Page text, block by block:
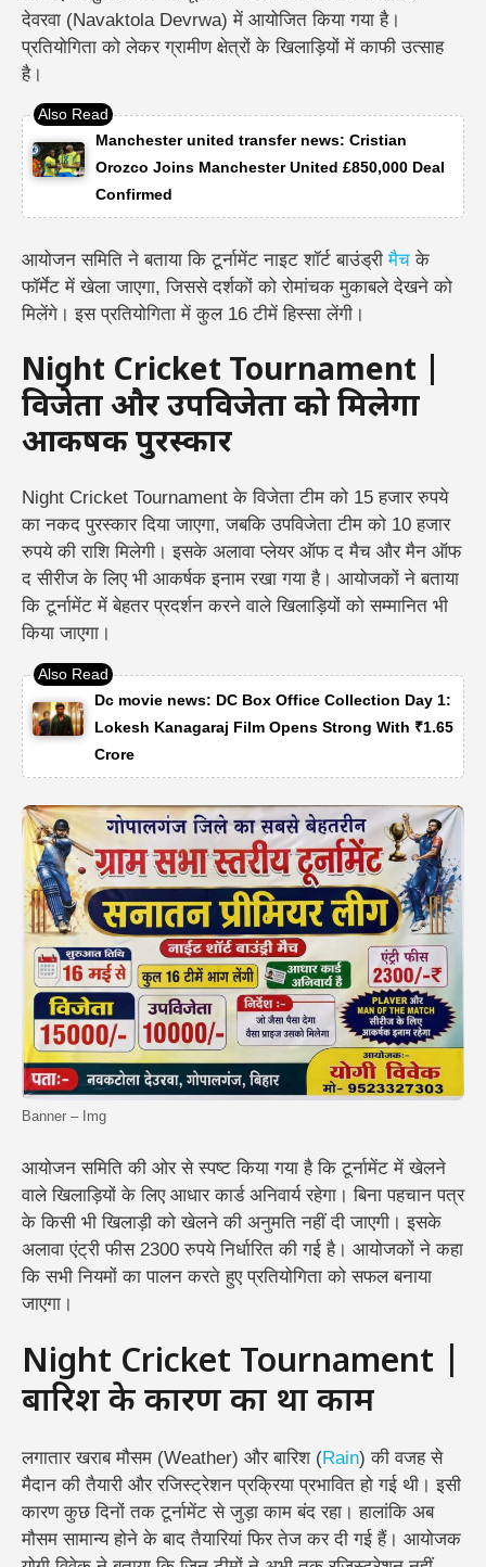
देवरवा (Navaktola Devrwa) में आयोजित किया गया है।
प्रतियोगिता को लेकर ग्रामीण क्षेत्रों के खिलाड़ियों में काफी उत्साह
है।
Manchester united transfer news: Cristian
Orozco Joins Manchester United £850,000 Deal
Confirmed
आयोजन समिति ने बताया कि टूर्नामेंट नाइट शॉर्ट बाउंड्रीमैच के
फॉर्मेट में खेला जाएगा, जिससे दर्शकों को रोमांचक मुकाबले देखने को
मिलेंगे। इस प्रतियोगिता में कुल 16 टीमें हिस्सा लेंगी।
Night Cricket Tournament |
विजेता और उपविजेता को मिलेगा
आकर्षक पुरस्कार
Night Cricket Tournament के विजेता टीम को 15 हजार रुपये
का नकद पुरस्कार दिया जाएगा, जबकि उपविजेता टीम को 10 हजार
रुपये की राशि मिलेगी। इसके अलावा प्लेयर ऑफ द मैच और मैन ऑफ
द सीरीज के लिए भी आकर्षक इनाम रखा गया है। आयोजकों ने बताया
कि टूर्नामेंट में बेहतर प्रदर्शन करने वाले खिलाड़ियों को सम्मानित भी
किया जाएगा।
Dc movie news: DC Box Office Collection Day 1:
Lokesh Kanagaraj Film Opens Strong With ₹1.65
Crore
Banner – Img
आयोजन समिति की ओर से स्पष्ट किया गया है कि टूर्नामेंट में खेलने
वाले खिलाड़ियों के लिए आधार कार्ड अनिवार्य रहेगा। बिना पहचान पत्र
के किसी भी खिलाड़ी को खेलने की अनुमति नहीं दी जाएगी।इसके
अलावा एंट्री फीस 2300 रुपये निर्धारित की गई है। आयोजकों ने कहा
कि सभी नियमों का पालन करते हुए प्रतियोगिता को सफल बनाया
जाएगा।
Night Cricket Tournament |
बारिश के कारण रुका था काम
लगातार खराब मौसम (Weather) और बारिश (Rain) की वजह से
मैदान की तैयारी और रजिस्ट्रेशन प्रक्रिया प्रभावित हो गई थी। इसी
कारण कुछ दिनों तक टूर्नामेंट से जुड़ा काम बंद रहा। हालांकि अब
मौसम सामान्य होने के बाद तैयारियां फिर तेज कर दी गई हैं। आयोजक